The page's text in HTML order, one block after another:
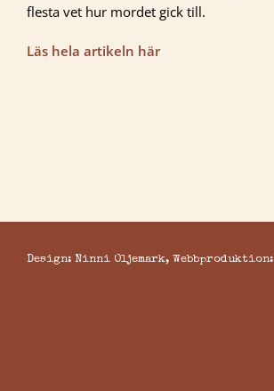
flesta vet hur mordet gick till.
Läs hela artikeln här
Design: Ninni Oljemark, Webbproduktion: